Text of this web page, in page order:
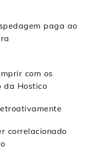
paga ao
com os
da Hostico
correlacionado